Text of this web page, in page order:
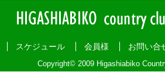
スケジュール 会員様 お問い合
Copyright© 2009 Higashiabiko